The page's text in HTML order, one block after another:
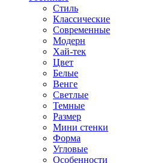
Стиль
Классические
Современные
Модерн
Хай-тек
Цвет
Белые
Венге
Светлые
Темные
Размер
Мини стенки
Форма
Угловые
Особенности